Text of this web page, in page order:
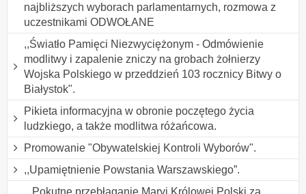
najbliższych wyborach parlamentarnych, rozmowa z
uczestnikami ODWOŁANE
,,Światło Pamięci Niezwyciężonym - Odmówienie
modlitwy i zapalenie zniczy na grobach żołnierzy
Wojska Polskiego w przeddzień 103 rocznicy Bitwy o
Białystok".
Pikieta informacyjna w obronie poczętego życia
ludzkiego, a także modlitwa różańcowa.
Promowanie "Obywatelskiej Kontroli Wyborów".
,,Upamiętnienie Powstania Warszawskiego”.
,, Pokutne przebłaganie Maryi Królowej Polski za